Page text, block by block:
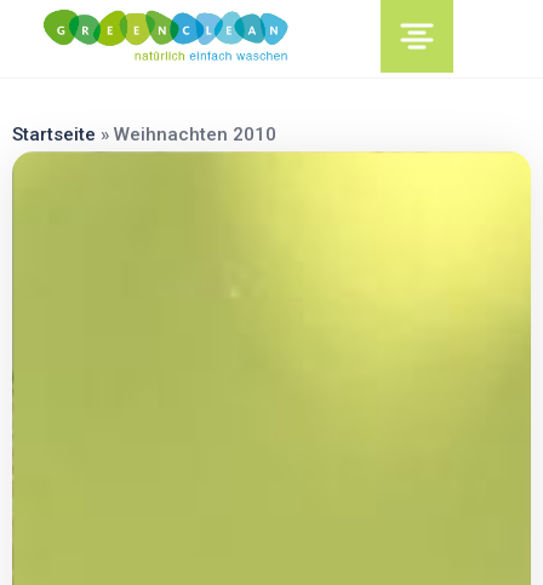
content
Startseite » Weihnachten 2010